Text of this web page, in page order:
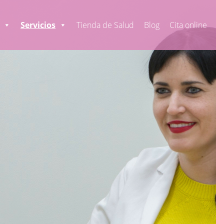
Servicios Tienda de Salud Blog Cita online